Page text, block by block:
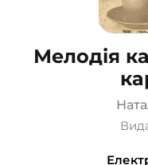
Мелодія